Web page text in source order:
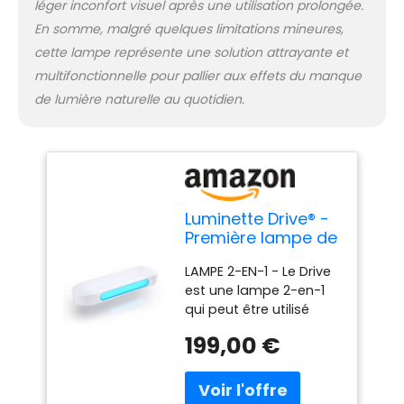
certifiée "sans risque"
selon la norme
européenne IEC 62471
photobiologique
léger inconfort visuel après une utilisation prolongée.
En somme, malgré quelques limitations mineures,
cette lampe représente une solution attrayante et
multifonctionnelle pour pallier aux effets du manque
de lumière naturelle au quotidien.
Luminette Drive® -
Première lampe de
en-1 - Profitez des
bienfaits de la
luminothérapie
dans votre voiture
ou devant votre
ordinateur
LAMPE 2-EN-1 - Le Drive
est une lampe 2-en-1
qui peut être utilisé
différentes : en voiture
ordinateur. EN VOITURE
199,00 €